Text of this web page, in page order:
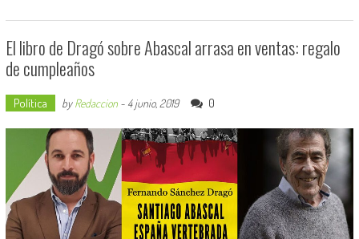
El libro de Dragó sobre Abascal arrasa en ventas: regalo
de cumpleaños
Política byRedaccion- 4 junio, 2019 0